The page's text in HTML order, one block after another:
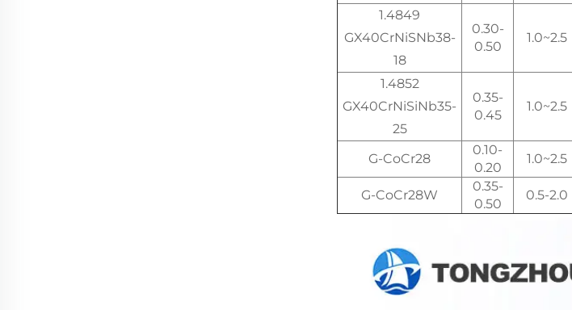
1.4849
GX40CrNiSNb38-
18
0.30-
0.50
1.0~2.5
1.4852
GX40CrNiSiNb35-
25
0.35-
0.45
1.0~2.5
G-CoCr28
0.10-
0.20
1.0~2.5
G-CoCr28W
0.35-
0.50
0.5-2.0